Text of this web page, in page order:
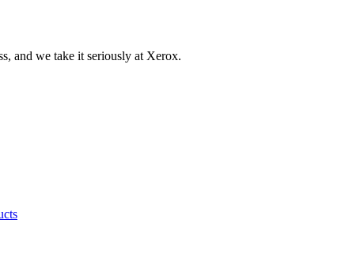
and we take it seriously at Xerox.